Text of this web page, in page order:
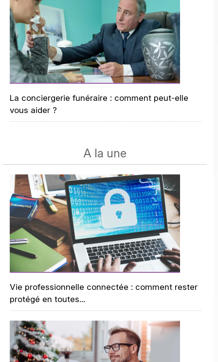
La conciergerie funéraire : comment peut-elle
vous aider ?
A la une
Vie professionnelle connectée : comment rester
protégé en toutes...